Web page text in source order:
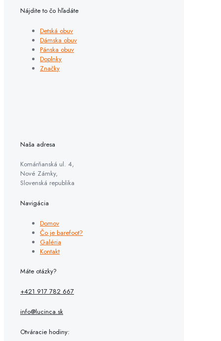
Nájdite to čo hľadáte
Detská obuv
Dámska obuv
Pánska obuv
Doplnky
Značky
Naša adresa
Komárňanská ul. 4,
Nové Zámky,
Slovenská republika
Navigácia
Domov
Čo je barefoot?
Galéria
Kontakt
Máte otázky?
+421 917 782 667
info@lucinca.sk
Otváracie hodiny: